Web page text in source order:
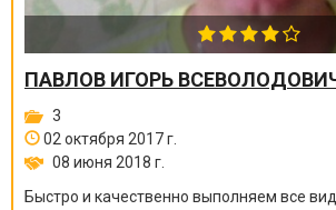
ПАВЛОВ ИГОРЬ
3
02 октября 2017 г.
08 июня 2018 г.
Быстро и качественно выполняем все